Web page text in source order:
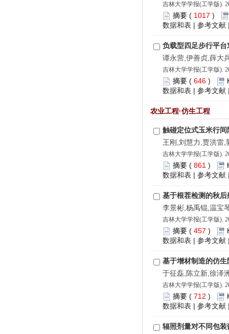
吉林大学学报(工学版).
摘要 ( 1017 )
数据和表 | 参考文献
负载型四足步行平
谭永营,伊善贞,薛大
吉林大学学报(工学版).
摘要 ( 646 )
数据和表 | 参考文献
农业工程·仿生工程
触碰定位式玉米行
王刚,刘慧力,贾洪雷,
吉林大学学报(工学版).
摘要 ( 861 )
数据和表 | 参考文献
基于根茬检测的秋
李景彬,杨禹锟,温宝
吉林大学学报(工学版).
摘要 ( 457 )
数据和表 | 参考文献
基于增材制造的仿
于征磊,陈立新,徐泽
吉林大学学报(工学版).
摘要 ( 712 )
数据和表 | 参考文献
辐照剂量对不同包